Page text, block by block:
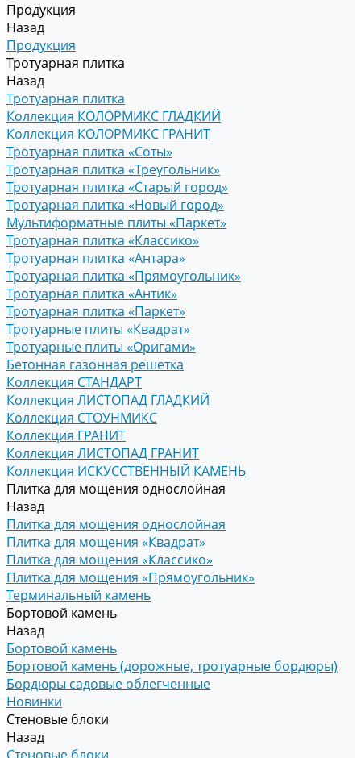
Продукция
Назад
Продукция
Тротуарная плитка
Назад
Тротуарная плитка
Коллекция КОЛОРМИКС ГЛАДКИЙ
Коллекция КОЛОРМИКС ГРАНИТ
Тротуарная плитка «Соты»
Тротуарная плитка «Треугольник»
Тротуарная плитка «Старый город»
Тротуарная плитка «Новый город»
Мультиформатные плиты «Паркет»
Тротуарная плитка «Классико»
Тротуарная плитка «Антара»
Тротуарная плитка «Прямоугольник»
Тротуарная плитка «Антик»
Тротуарная плитка «Паркет»
Тротуарные плиты «Квадрат»
Тротуарные плиты «Оригами»
Бетонная газонная решетка
Коллекция СТАНДАРТ
Коллекция ЛИСТОПАД ГЛАДКИЙ
Коллекция СТОУНМИКС
Коллекция ГРАНИТ
Коллекция ЛИСТОПАД ГРАНИТ
Коллекция ИСКУССТВЕННЫЙ КАМЕНЬ
Плитка для мощения однослойная
Назад
Плитка для мощения однослойная
Плитка для мощения «Квадрат»
Плитка для мощения «Классико»
Плитка для мощения «Прямоугольник»
Терминальный камень
Бортовой камень
Назад
Бортовой камень
Бортовой камень (дорожные, тротуарные бордюры)
Бордюры садовые облегченные
Новинки
Стеновые блоки
Назад